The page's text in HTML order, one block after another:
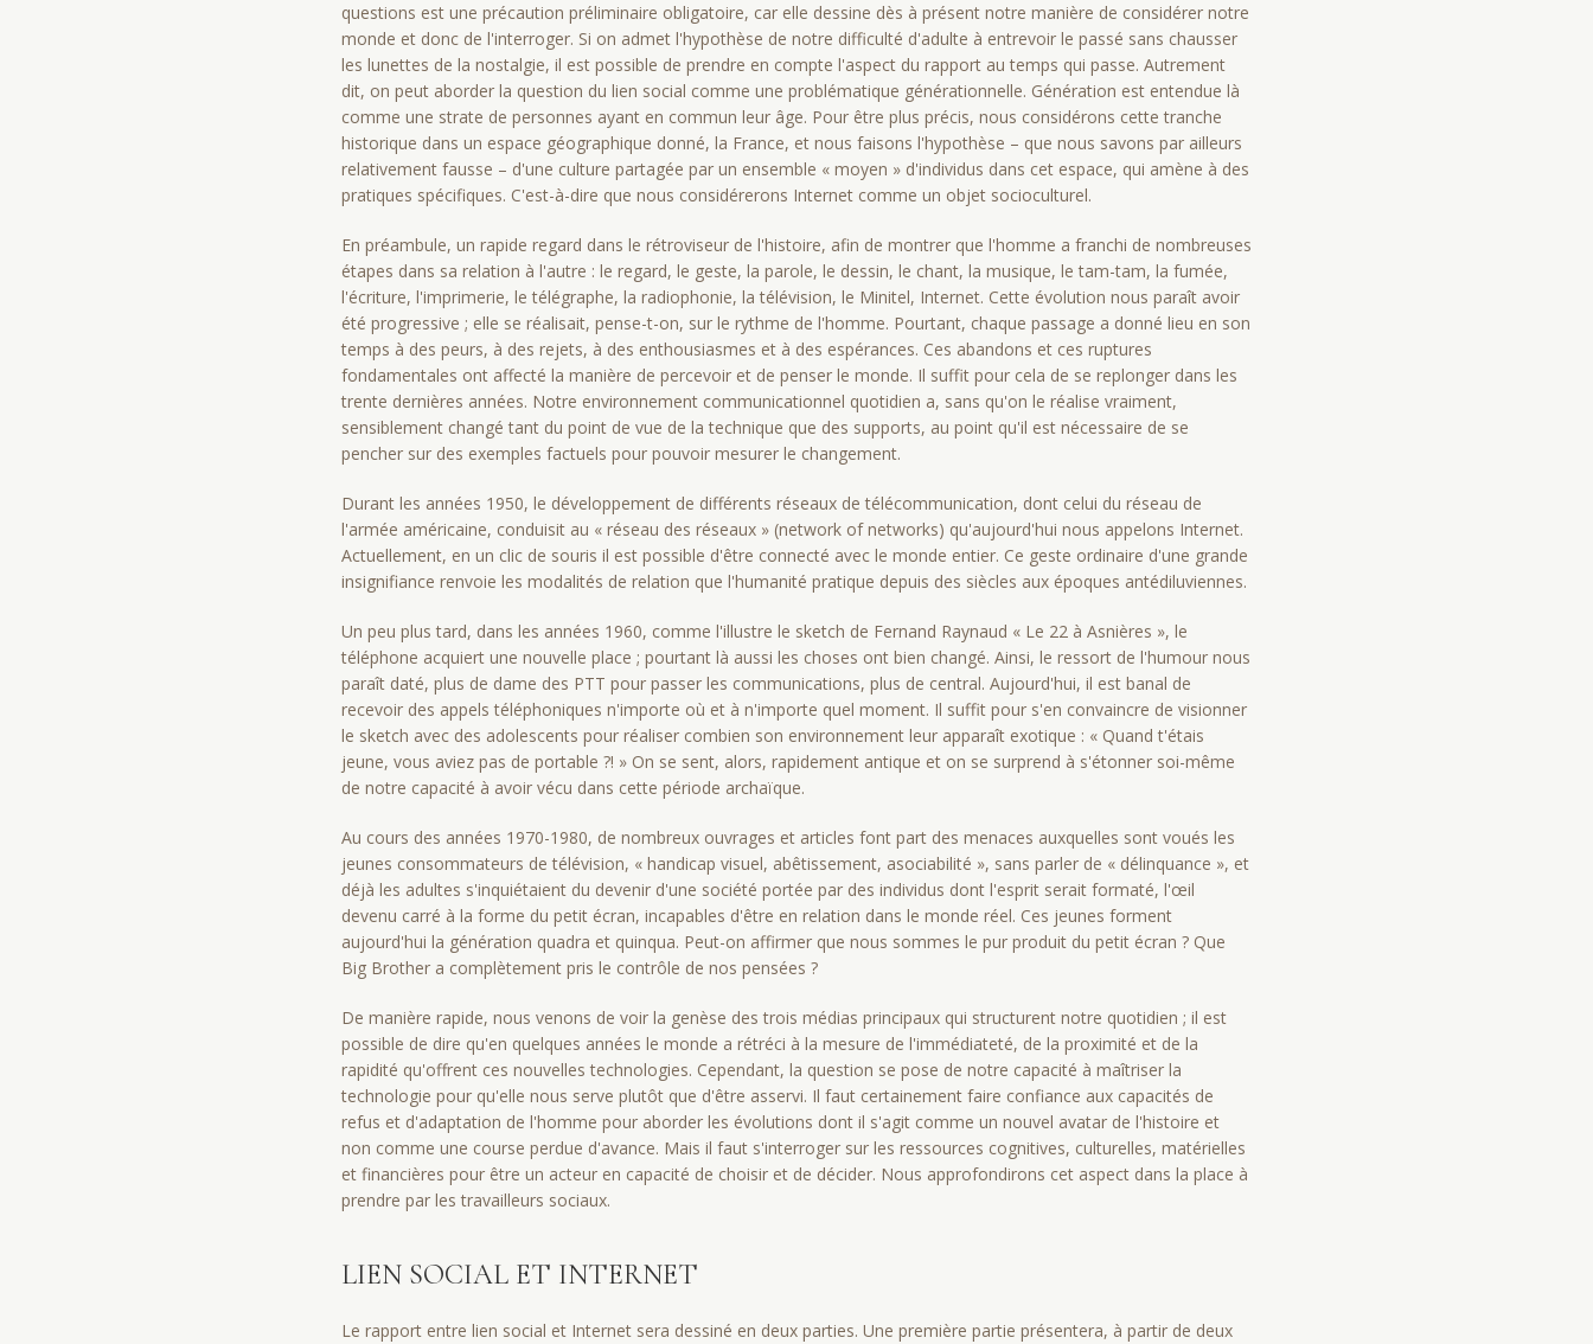
questions est une précaution préliminaire obligatoire, car elle dessine dès à présent notre manière de considérer notre
monde et donc de l'interroger. Si on admet l'hypothèse de notre difficulté d'adulte à entrevoir le passé sans chausser
les lunettes de la nostalgie, il est possible de prendre en compte l'aspect du rapport au temps qui passe. Autrement
dit, on peut aborder la question du lien social comme une problématique générationnelle. Génération est entendue là
comme une strate de personnes ayant en commun leur âge. Pour être plus précis, nous considérons cette tranche
historique dans un espace géographique donné, la France, et nous faisons l'hypothèse – que nous savons par ailleurs
relativement fausse – d'une culture partagée par un ensemble « moyen » d'individus dans cet espace, qui amène à des
pratiques spécifiques. C'est-à-dire que nous considérerons Internet comme un objet socioculturel.
En préambule, un rapide regard dans le rétroviseur de l'histoire, afin de montrer que l'homme a franchi de nombreuses
étapes dans sa relation à l'autre : le regard, le geste, la parole, le dessin, le chant, la musique, le tam-tam, la fumée,
l'écriture, l'imprimerie, le télégraphe, la radio­phonie, la télévision, le Minitel, Internet. Cette évolution nous paraît avoir
été progressive ; elle se réalisait, pense-t-on, sur le rythme de l'homme. Pourtant, chaque passage a donné lieu en son
temps à des peurs, à des rejets, à des enthousiasmes et à des espérances. Ces abandons et ces ruptures
fondamentales ont affecté la manière de percevoir et de penser le monde. Il suffit pour cela de se replonger dans les
trente dernières années. Notre environnement communicationnel quotidien a, sans qu'on le réalise vraiment,
sensiblement changé tant du point de vue de la technique que des supports, au point qu'il est nécessaire de se
pencher sur des exemples factuels pour pouvoir mesurer le changement.
Durant les années 1950, le développement de différents réseaux de télécommunication, dont celui du réseau de
l'armée américaine, conduisit au « réseau des réseaux » (network of networks) qu'aujourd'hui nous appelons Internet.
Actuellement, en un clic de souris il est possible d'être connecté avec le monde entier. Ce geste ordinaire d'une grande
insignifiance renvoie les modalités de relation que l'humanité pratique depuis des siècles aux époques antédiluviennes.
Un peu plus tard, dans les années 1960, comme l'illustre le sketch de Fernand Raynaud « Le 22 à Asnières », le
téléphone acquiert une nouvelle place ; pourtant là aussi les choses ont bien changé. Ainsi, le ressort de l'humour nous
paraît daté, plus de dame des PTT pour passer les communications, plus de central. Aujourd'hui, il est banal de
recevoir des appels téléphoniques n'importe où et à n'importe quel moment. Il suffit pour s'en convaincre de visionner
le sketch avec des adolescents pour réaliser combien son environnement leur apparaît exotique : « Quand t'étais
jeune, vous aviez pas de portable ?! » On se sent, alors, rapidement antique et on se surprend à s'étonner soi-même
de notre capacité à avoir vécu dans cette période archaïque.
Au cours des années 1970-1980, de nombreux ouvrages et articles font part des menaces auxquelles sont voués les
jeunes consommateurs de télévision, « handicap visuel, abêtissement, asociabilité », sans parler de « délinquance », et
déjà les adultes s'inquiétaient du devenir d'une société portée par des individus dont l'esprit serait formaté, l'œil
devenu carré à la forme du petit écran, incapables d'être en relation dans le monde réel. Ces jeunes forment
aujourd'hui la génération quadra et quinqua. Peut-on affirmer que nous sommes le pur produit du petit écran ? Que
Big Brother a complètement pris le contrôle de nos pensées ?
De manière rapide, nous venons de voir la genèse des trois médias principaux qui structurent notre quotidien ; il est
possible de dire qu'en quelques années le monde a rétréci à la mesure de l'immédiateté, de la proximité et de la
rapidité qu'offrent ces nouvelles technologies. Cependant, la question se pose de notre capacité à maîtriser la
technologie pour qu'elle nous serve plutôt que d'être asservi. Il faut certainement faire confiance aux capacités de
refus et d'adaptation de l'homme pour aborder les évolutions dont il s'agit comme un nouvel avatar de l'histoire et
non comme une course perdue d'avance. Mais il faut s'interroger sur les ressources cognitives, culturelles, matérielles
et financières pour être un acteur en capacité de choisir et de décider. Nous approfondirons cet aspect dans la place à
prendre par les travailleurs sociaux.
LIEN SOCIAL ET INTERNET
Le rapport entre lien social et Internet sera dessiné en deux parties. Une première partie présentera, à partir de deux